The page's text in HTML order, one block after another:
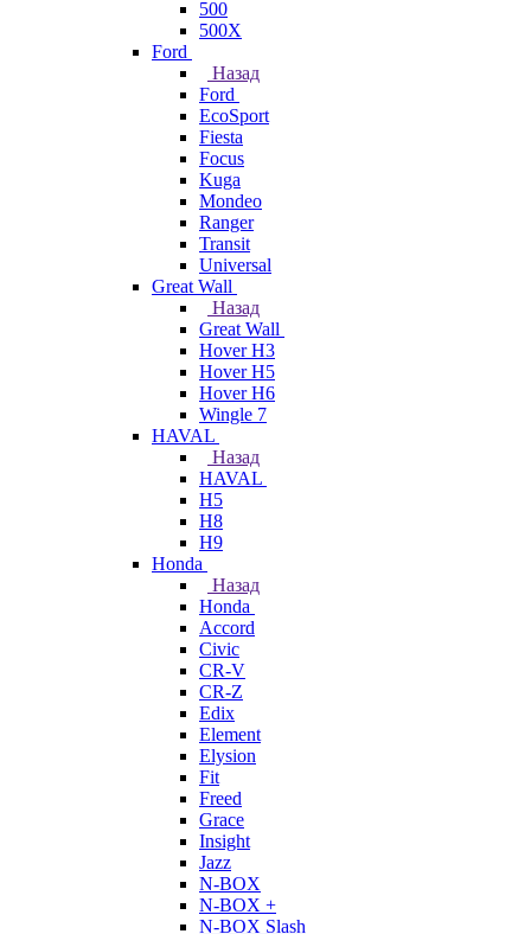
500
500X
Ford
Назад
Ford
EcoSport
Fiesta
Focus
Kuga
Mondeo
Ranger
Transit
Universal
Great Wall
Назад
Great Wall
Hover H3
Hover H5
Hover H6
Wingle 7
HAVAL
Назад
HAVAL
H5
H8
H9
Honda
Назад
Honda
Accord
Civic
CR-V
CR-Z
Edix
Element
Elysion
Fit
Freed
Grace
Insight
Jazz
N-BOX
N-BOX +
N-BOX Slash